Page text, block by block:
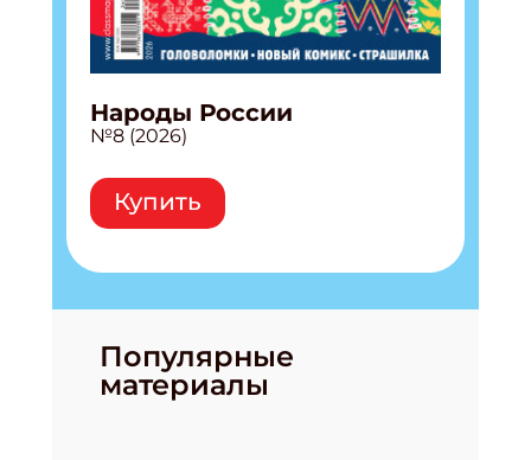
Народы России
№8 (2026)
Купить
Популярные
материалы
Получи электронный "Классный журнал" в
подарок!
ПОДПИСАТЬСЯ